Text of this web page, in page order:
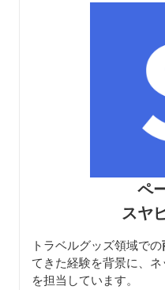
ペ
スヤ
トラベルグッズ領域での
てきた経験を背景に、
を担当しています。